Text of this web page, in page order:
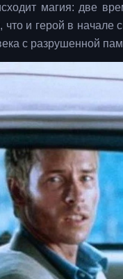
магия: две
и герой в начале
с разрушенной